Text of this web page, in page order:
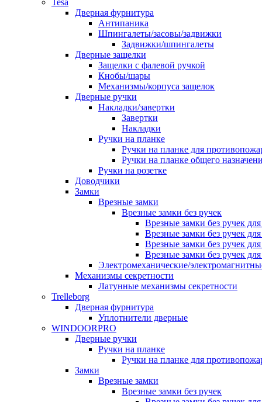
Дверная фурнитура
Антипаника
Шпингалеты/засовы/задвижки
Задвижки/шпингалеты
Дверные защелки
Защелки с фалевой ручкой
Кнобы/шары
Механизмы/корпуса защелок
Дверные ручки
Накладки/завертки
Завертки
Накладки
Ручки на планке
Ручки на планке для
Ручки на планке общего
Ручки на розетке
Доводчики
Замки
Врезные замки
Врезные замки без ручек
Врезные замки без ручек
Врезные замки без ручек
Врезные замки без ручек
Врезные замки без ручек
Электромеханические/
Механизмы секретности
Латунные механизмы секретности
Trelleborg
Дверная фурнитура
Уплотнители дверные
WINDOORPRO
Дверные ручки
Ручки на планке
Ручки на планке для
Замки
Врезные замки
Врезные замки без ручек